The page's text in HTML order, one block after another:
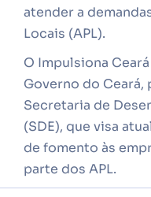
atender a
Locais (APL).
O Impulsiona
Governo do Ceará,
Secretaria de
(SDE), que visa
de fomento às
parte dos APL.